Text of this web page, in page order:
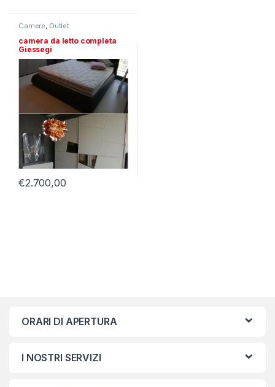
Camere Outlet
camera da letto completa
Giessegi
€2.700,00
ORARI DI APERTURA
I NOSTRI SERVIZI